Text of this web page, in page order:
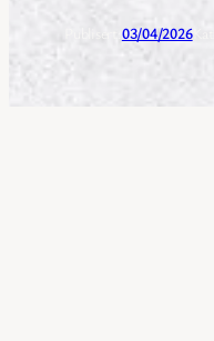
03/04/2026